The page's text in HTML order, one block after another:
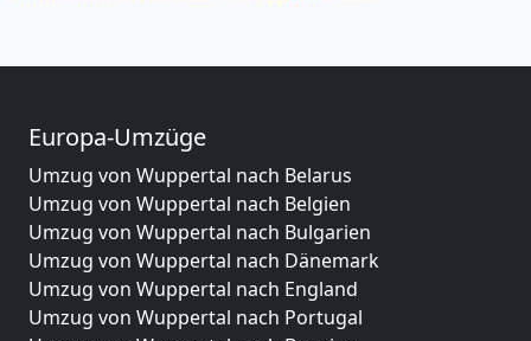
Europa-Umzüge
Umzug von Wuppertal nach Belarus
Umzug von Wuppertal nach Belgien
Umzug von Wuppertal nach Bulgarien
Umzug von Wuppertal nach Dänemark
Umzug von Wuppertal nach England
Umzug von Wuppertal nach Portugal